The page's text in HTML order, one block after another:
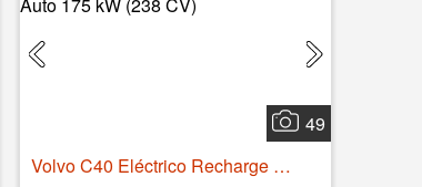
49
Volvo C40 Eléctrico Recharge Core Auto 175 kW (238 CV)